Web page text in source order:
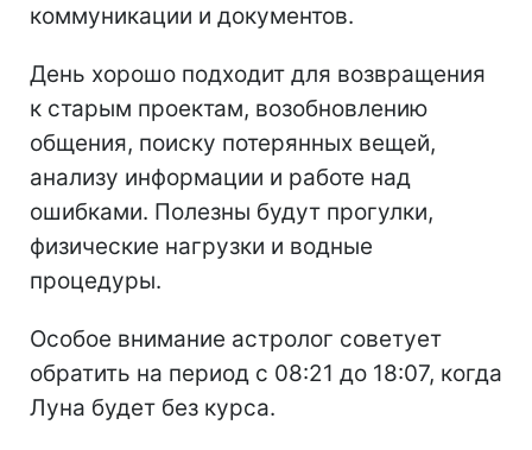
коммуникации и документов.
День хорошо подходит для возвращения
к старым проектам, возобновлению
общения, поиску потерянных вещей,
анализу информации и работе над
ошибками. Полезны будут прогулки,
физические нагрузки и водные
процедуры.
Особое внимание астролог советует
обратить на период с 08:21 до 18:07, когда
Луна будет без курса.